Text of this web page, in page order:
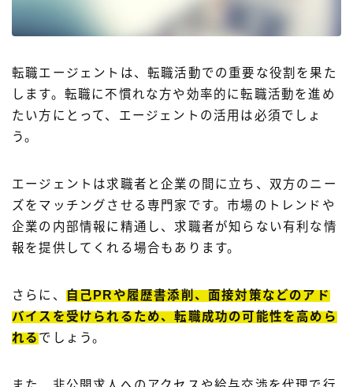
転職エージェントは、転職活動での重要な役割を果た
します。転職に不慣れな方や効率的に転職活動を進め
たい方にとって、エージェントの活用は必須でしょ
う。
エージェントは求職者と企業の間に立ち、双方のニー
ズをマッチングさせる専門家です。市場のトレンドや
企業の内部情報に精通し、求職者が知らない有利な情
報を提供してくれる場合もあります。
さらに、
自己PRや履歴書添削、面接対策などのアド
バイスを受けられるため、転職成功の可能性を高めら
れる でしょう。